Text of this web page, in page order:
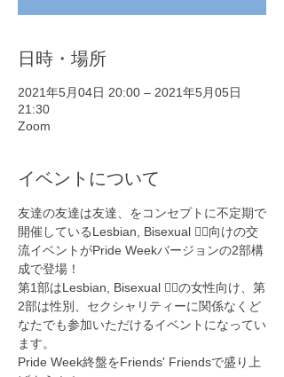
日時・場所
2021年5月04日 20:00 – 2021年5月05日
21:30
Zoom
イベントについて
友達の友達は友達、をコンセプトに不定期で
開催しているLesbian, Bisexual 🏳️‍🌈向けの交
流イベントがPride Weekバージョンの2部構
成で登場！
第1部はLesbian, Bisexual 🏳️‍🌈の女性向け、第
2部は性別、セクシャリティーに関係なくど
なたでも参加いただけるイベントになってい
ます。
Pride Week終盤をFriends' Friendsで盛り上